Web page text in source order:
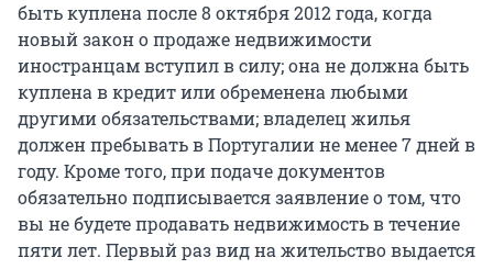
быть куплена после 8 октября 2012 года, когда
новый закон о продаже недвижимости
иностранцам вступил в силу; она не должна быть
куплена в кредит или обременена любыми
другими обязательствами; владелец жилья
должен пребывать в Португалии не менее 7 дней в
году. Кроме того, при подаче документов
обязательно подписывается заявление о том, что
вы не будете продавать недвижимость в течение
пяти лет. Первый раз вид на жительство выдается